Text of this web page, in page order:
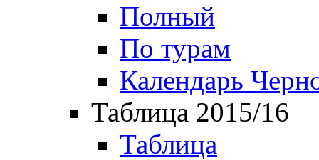
Полный
По турам
Календарь
Таблица 2015/16
Таблица